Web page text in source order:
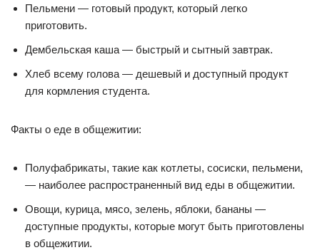
Пельмени — готовый продукт, который легко
приготовить.
Дембельская каша — быстрый и сытный завтрак.
Хлеб всему голова — дешевый и доступный продукт
для кормления студента.
Факты о еде в общежитии:
Полуфабрикаты, такие как котлеты, сосиски, пельмени,
— наиболее распространенный вид еды в общежитии.
Овощи, курица, мясо, зелень, яблоки, бананы —
доступные продукты, которые могут быть приготовлены
в общежитии.